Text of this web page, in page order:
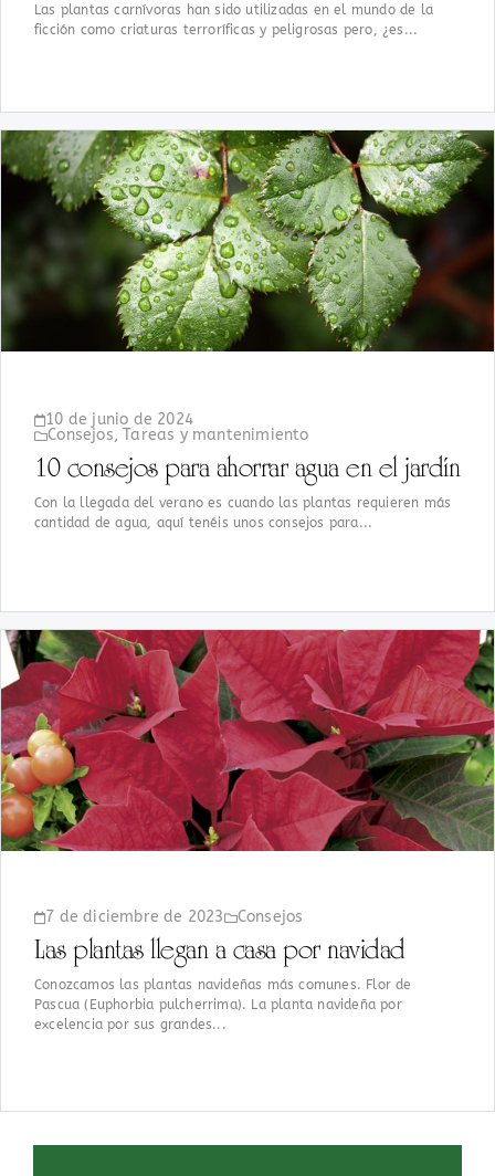
Las plantas carnívoras han sido utilizadas en el mundo de la
ficción como criaturas terroríficas y peligrosas pero, ¿es...
10 de junio de 2024
Consejos,Tareas y mantenimiento
10 consejos para ahorrar agua en el jardín
Con la llegada del verano es cuando las plantas requieren más
cantidad de agua, aquí tenéis unos consejos para...
7 de diciembre de 2023 Consejos
Las plantas llegan a casa por navidad
Conozcamos las plantas navideñas más comunes. Flor de
Pascua (Euphorbia pulcherrima). La planta navideña por
excelencia por sus grandes...